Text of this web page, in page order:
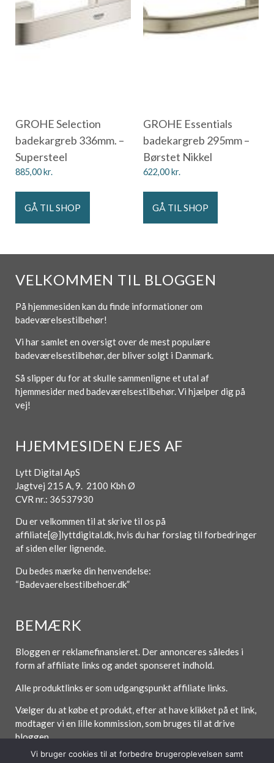
GROHE Selection
badekargreb 336mm. –
Supersteel
885,00kr.
GÅ TIL SHOP
GROHE Essentials
badekargreb 295mm –
Børstet Nikkel
622,00kr.
GÅ TIL SHOP
VELKOMMEN TIL BLOGGEN
På hjemmesiden kan du finde informationer om
badeværelsestilbehør!
Vi har samlet en oversigt over de mest populære
badeværelsestilbehør, der bliver solgt i Danmark.
Så slipper du for at skulle sammenligne et utal af
hjemmesider med badeværelsestilbehør. Vi hjælper dig på
vej!
HJEMMESIDEN EJES AF
Lytt Digital ApS
Jagtvej 215 A, 9. 2100 Kbh Ø
CVR nr.: 36537930
Du er velkommen til at skrive til os på
affiliate[@]lyttdigital.dk, hvis du har forslag til forbedringer
af siden eller lignende.
Du bedes mærke din henvendelse:
“Badevaerelsestilbehoer.dk”
BEMÆRK
Bloggen er reklamefinansieret. Der annonceres således i
form af affiliate links og andet sponseret indhold.
Alle produktlinks er som udgangspunkt affiliate links.
Vælger du at købe et produkt, efter at have klikket på et link,
modtager vi en lille kommission, som bruges til at drive
bloggen.
Vi bruger cookies til at forbedre brugeroplevelsen samt